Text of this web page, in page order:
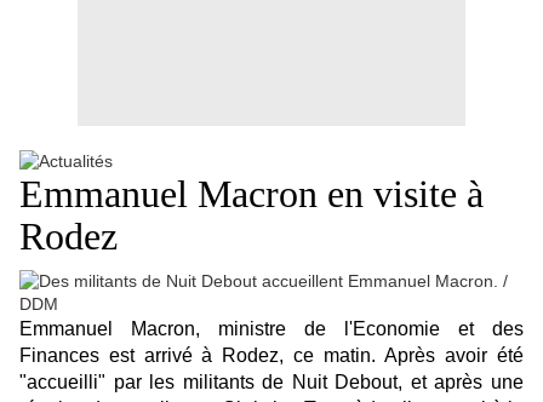
Emmanuel Macron en visite à
Rodez
Emmanuel Macron, ministre de l'Economie et des
Finances est arrivé à Rodez, ce matin. Après avoir été
"accueilli" par les militants de Nuit Debout, et après une